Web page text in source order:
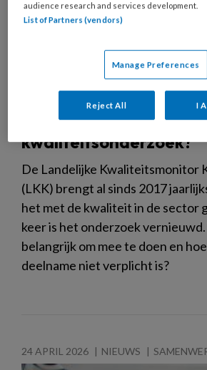
Doet jouw
aan landelijk
kwaliteitsonderzoek?
De Landelijke Kwaliteitsmonitor
(LKK) brengt al sinds 2017
het met de kwaliteit in de sector
keer is het onderzoek
belangrijk om mee te doen en
deelname niet verplicht is?
24 APRIL 2026 NIEUWS
audience research and services development.
List of Partners (vendors)
Manage Preferences
Reject All I